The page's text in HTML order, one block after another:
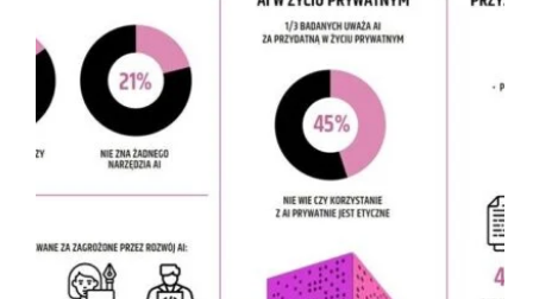
pierwszy
tak
kompleksowy
raport
o
e-
learningu
w